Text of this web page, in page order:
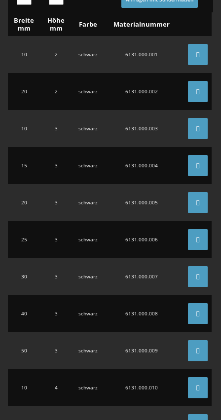
Breite
mm
Höhe
mm
Farbe Materialnummer
10 2 schwarz 6131.000.001
20 2 schwarz 6131.000.002
10 3 schwarz 6131.000.003
15 3 schwarz 6131.000.004
20 3 schwarz 6131.000.005
25 3 schwarz 6131.000.006
30 3 schwarz 6131.000.007
40 3 schwarz 6131.000.008
50 3 schwarz 6131.000.009
10 4 schwarz 6131.000.010